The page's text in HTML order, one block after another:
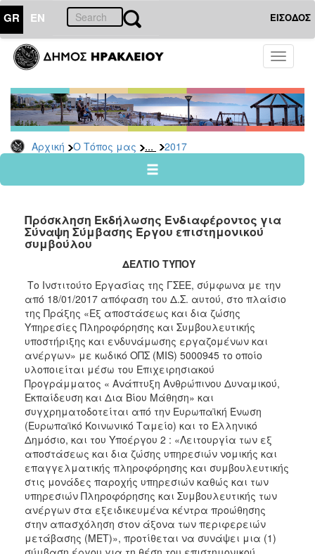
GR EN ΕΙΣΟΔΟΣ
Toggle
Αρχική Ο Τόπος μας ... 2017
ΤΟΠΟΣ
ΜΑΣ
Ανακοινώσεις
Αρχείο
2026
2024
2022
2021
2019
2018
2017
2016
2015
2012
2011
ΔΗΜΟΣ
ΠΟΛΙΤΙΣΜΟΣ
Πρόσκληση Εκδήλωσης Ενδιαφέροντος για
Σύναψη Σύμβασης Έργου επιστημονικού
συμβούλου
ΔΕΛΤΙΟ ΤΥΠΟΥ
Το Ινστιτούτο Εργασίας της ΓΣΕΕ, σύμφωνα με την
από 18/01/2017 απόφαση του Δ.Σ. αυτού, στο πλαίσιο
της Πράξης «Εξ αποστάσεως και δια ζώσης
Υπηρεσίες Πληροφόρησης και Συμβουλευτικής
υποστήριξης και ενδυνάμωσης εργαζομένων και
ανέργων» με κωδικό ΟΠΣ (MIS) 5000945 το οποίο
υλοποιείται μέσω του Επιχειρησιακού
Προγράμματος « Ανάπτυξη Ανθρώπινου Δυναμικού,
Εκπαίδευση και Δια Βίου Μάθηση» και
συγχρηματοδοτείται από την Ευρωπαϊκή Ένωση
(Ευρωπαϊκό Κοινωνικό Ταμείο) και το Ελληνικό
Δημόσιο, και του Υποέργου 2 : «Λειτουργία των εξ
αποστάσεως και δια ζώσης υπηρεσιών νομικής και
επαγγελματικής πληροφόρησης και συμβουλευτικής
στις μονάδες παροχής υπηρεσιών καθώς και των
υπηρεσιών Πληροφόρησης και Συμβουλευτικής των
ανέργων στα εξειδικευμένα κέντρα προώθησης
στην απασχόληση στον άξονα των περιφερειών
μετάβασης (ΜΕΤ)», προτίθεται να συνάψει μια (1)